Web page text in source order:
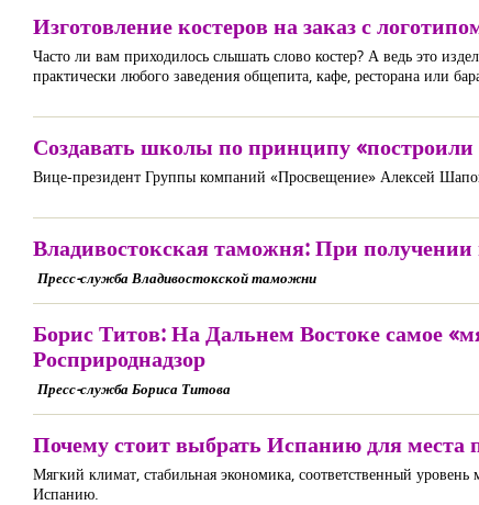
Изготовление костеров на заказ с
Часто ли вам приходилось слышать слово костер? А ведь это
практически любого заведения общепита, кафе, ресторана или
Создавать школы по принципу «построили
Вице-президент Группы компаний «Просвещение» Алексей
Владивостокская таможня: При
Пресс-служба Владивостокской таможни
Борис Титов: На Дальнем Востоке самое
Росприроднадзор
Пресс-служба Бориса Титова
Почему стоит выбрать Испанию для места
Мягкий климат, стабильная экономика, соответственный
Испанию.